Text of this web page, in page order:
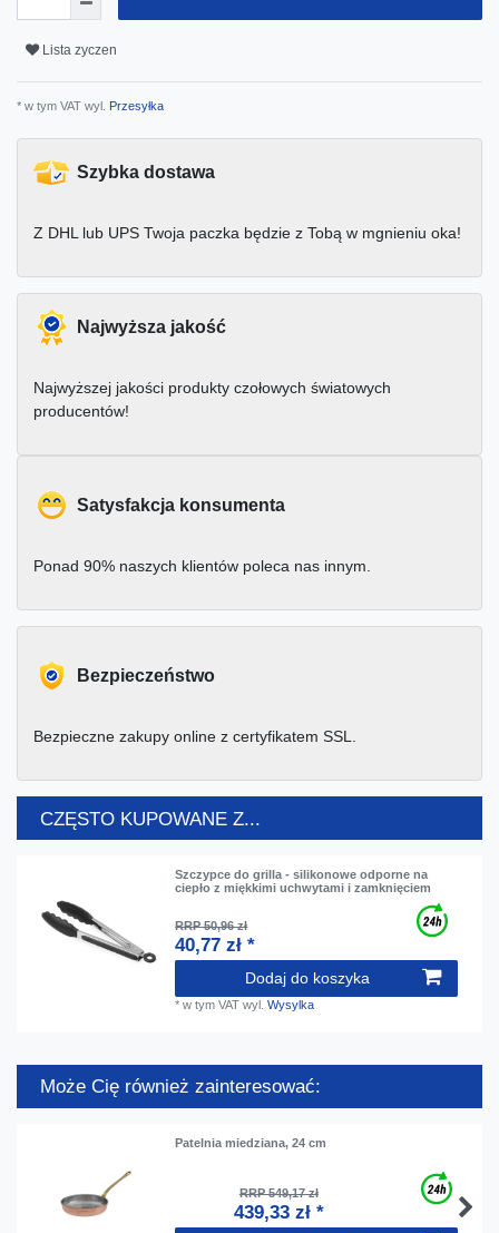
Lista zyczen
* w tym VAT wyl. Przesyłka
Szybka dostawa
Z DHL lub UPS Twoja paczka będzie z Tobą w mgnieniu oka!
Najwyższa jakość
Najwyższej jakości produkty czołowych światowych
producentów!
Satysfakcja konsumenta
Ponad 90% naszych klientów poleca nas innym.
Bezpieczeństwo
Bezpieczne zakupy online z certyfikatem SSL.
CZĘSTO KUPOWANE Z...
Szczypce do grilla - silikonowe odporne na
ciepło z miękkimi uchwytami i zamknięciem
RRP 50,96 zł
40,77 zł *
Dodaj do koszyka
*w tym VAT wyl.Wysylka
Może Cię również zainteresować:
Patelnia miedziana, 24 cm
RRP 549,17 zł
439,33 zł *